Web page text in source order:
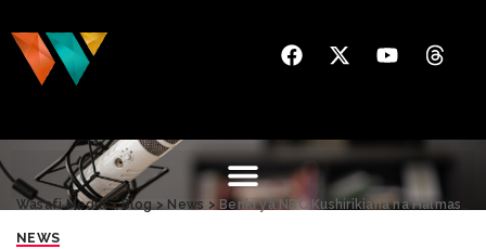
Wasafi Media>Blog> News > Benki ya NBC Kushirikiana na Halmashauri Kudhibiti Upotevu wa Mapato, Kuunga Mkono Agizo la Rais Samia
NEWS